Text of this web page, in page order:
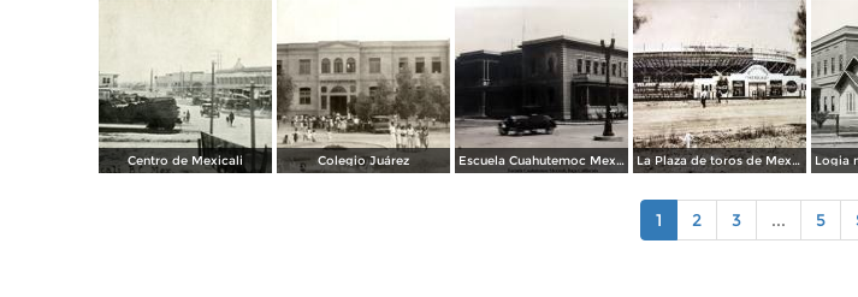
Centro de Mexicali Colegio Juárez Escuela Cuahutemoc Mexicali, Baja California. La Plaza de toros de Mexicali. ( Circulada el 7 de Abril de 1958 ).
1 2 3 ... 5